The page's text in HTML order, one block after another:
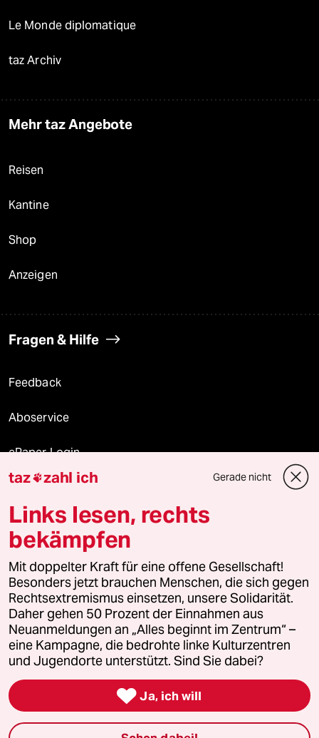
Le Monde diplomatique
taz Archiv
Mehr taz Angebote
Reisen
Kantine
Shop
Anzeigen
Fragen & Hilfe
Feedback
Aboservice
ePaper Login
Downloads für Abonnierende
© 2026 taz Verlags und Vertriebs GmbH
Alle Rechte vorbehalten. Bei rechtlichen Fragen oder für Genehmigungen
wenden Sie sich bitte an
lizenzen@taz.de
Feedback Redaktionsstatut Kommune-Richtlinien
Leitlinie Informant Datenschutz Impressum AGB
Seitenwende Einwilligungen widerrufen (Ads)
taz zahl ich Gerade nicht
Links lesen, rechts
bekämpfen
Mit doppelter Kraft für eine offene Gesellschaft!
Besonders jetzt brauchen Menschen, die sich gegen
Rechtsextremismus einsetzen, unsere Solidarität.
Daher gehen 50 Prozent der Einnahmen aus
Neuanmeldungen an „Alles beginnt im Zentrum“ –
eine Kampagne, die bedrohte linke Kulturzentren
und Jugendorte unterstützt. Sind Sie dabei?
 Ja, ich will